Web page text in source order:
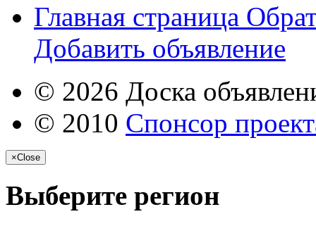
Главная страница
Добавить объявление
© 2026 Доска
© 2010 Спонсор
×Close
Выберите регион